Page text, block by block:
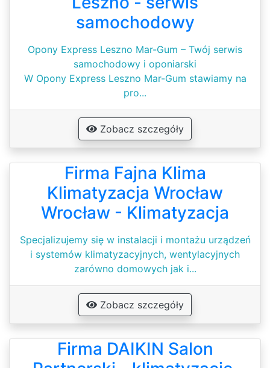
samochodowy
Opony Express Leszno Mar-Gum – Twój serwis
samochodowy i oponiarski
W Opony Express Leszno Mar-Gum stawiamy na
pro...
Zobacz szczegóły
Firma Fajna Klima
Klimatyzacja Wrocław
Wrocław - Klimatyzacja
Specjalizujemy się w instalacji i montażu urządzeń
i systemów klimatyzacyjnych, wentylacyjnych
zarówno domowych jak i...
Zobacz szczegóły
Firma DAIKIN Salon